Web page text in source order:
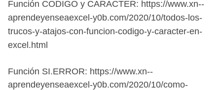
Función CODIGO y CARACTER: https://www.xn--
aprendeyenseaexcel-y0b.com/2020/10/todos-los-
trucos-y-atajos-con-funcion-codigo-y-caracter-en-
excel.html
Función SI.ERROR: https://www.xn--
aprendeyenseaexcel-y0b.com/2020/10/como-